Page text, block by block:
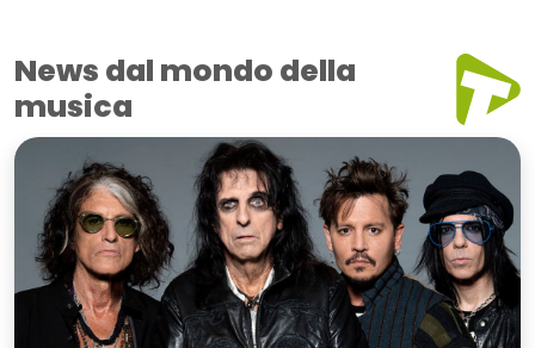
News dal mondo della
musica